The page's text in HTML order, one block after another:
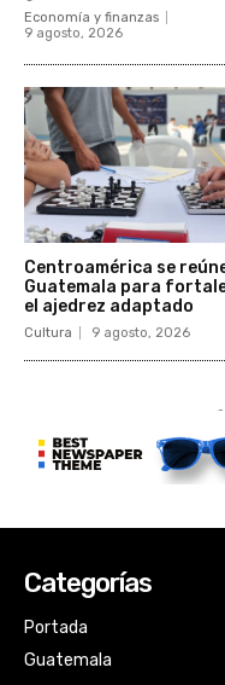
Categorías
Portada
Guatemala